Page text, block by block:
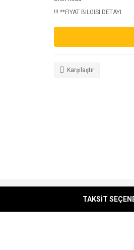
!!! **FIYAT BILGISI DETAYI
Karşılaştır
TAKSİT